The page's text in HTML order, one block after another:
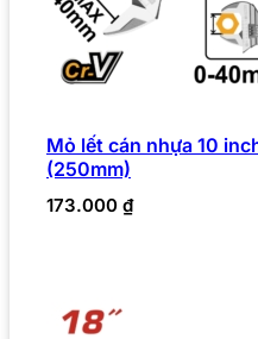
Mỏ lết cán nhựa 10
(250mm)
173.000 ₫